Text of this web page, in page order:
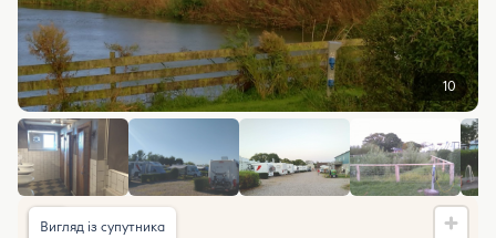
10
Вигляд із супутника